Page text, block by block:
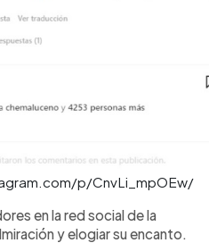
p/CnvLi_mpOEw/
en la red social de la
y elogiar su encanto.